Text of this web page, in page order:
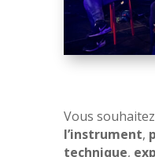
Vous souhaitez
l’instrument,
technique,